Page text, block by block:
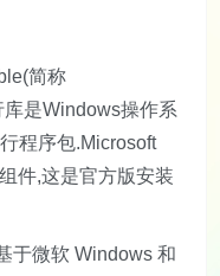
简称
是Windows操作系
程序包.Microsoft
件,这是官方版安装
于微软 Windows 和